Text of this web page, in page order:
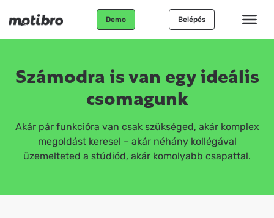
Demo Belépés
Számodra is van egy ideális
csomagunk
Akár pár funkcióra van csak szükséged, akár komplex
megoldást keresel – akár néhány kollégával
üzemelteted a stúdiód, akár komolyabb csapattal.